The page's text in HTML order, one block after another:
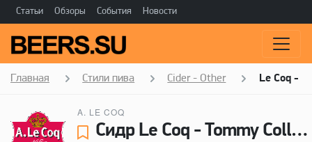
Статьи Обзоры События Новости
Главная Стили пива Cider - Other Le Coq -
A. LE COQ
Сидр Le Coq - Tommy Collin’s - Blackcurrant - A. Le Coq